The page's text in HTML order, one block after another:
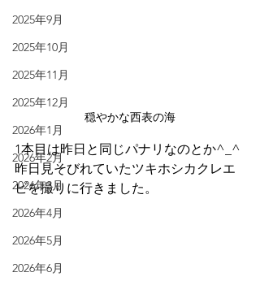
2025年9月
2025年10月
2025年11月
2025年12月
2026年1月
2026年2月
2026年3月
2026年4月
2026年5月
2026年6月
穏やかな西表の海
1本目は昨日と同じパナリなのとか^_^
昨日見そびれていたツキホシカクレエ
ビを撮りに行きました。